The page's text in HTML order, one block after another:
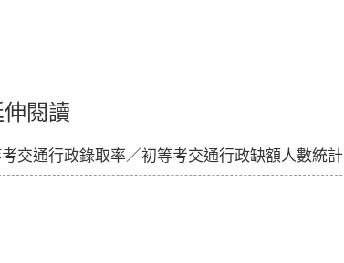
閱讀
交通行政錄取率／初等考交通行政缺額人數統計